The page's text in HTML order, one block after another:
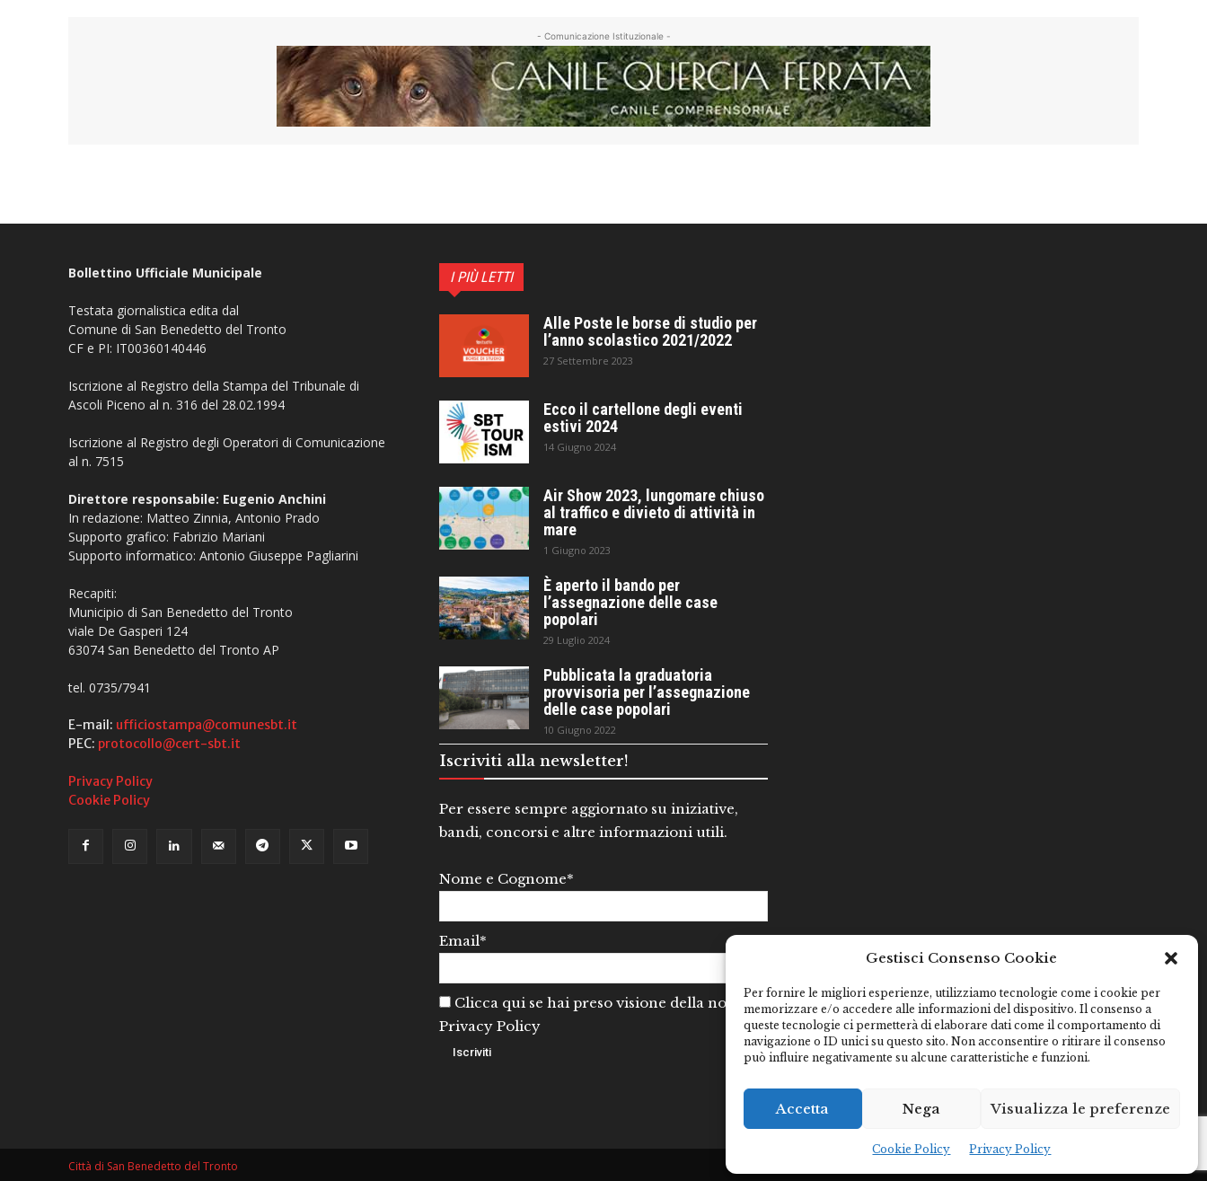
Gestisci Consenso Cookie
Per fornire le migliori esperienze, utilizziamo tecnologie come i cookie per
memorizzare e/o accedere alle informazioni del dispositivo. Il consenso a
queste tecnologie ci permetterà di elaborare dati come il comportamento di
navigazione o ID unici su questo sito. Non acconsentire o ritirare il consenso
può influire negativamente su alcune caratteristiche e funzioni.
Accetta Nega Visualizza le preferenze
Cookie Policy Privacy Policy
- Comunicazione Istituzionale -
Bollettino Ufficiale Municipale
Testata giornalistica edita dal
Comune di San Benedetto del Tronto
CF e PI: IT00360140446
Iscrizione al Registro della Stampa del Tribunale di
Ascoli Piceno al n. 316 del 28.02.1994
Iscrizione al Registro degli Operatori di Comunicazione
al n. 7515
Direttore responsabile: Eugenio Anchini
In redazione: Matteo Zinnia, Antonio Prado
Supporto grafico: Fabrizio Mariani
Supporto informatico: Antonio Giuseppe Pagliarini
Recapiti:
Municipio di San Benedetto del Tronto
viale De Gasperi 124
63074 San Benedetto del Tronto AP
tel. 0735/7941
E-mail: ufficiostampa@comunesbt.it
PEC: protocollo@cert-sbt.it
Privacy Policy
Cookie Policy
I PIÙ LETTI
Alle Poste le borse di studio per
l’anno scolastico 2021/2022
27 Settembre 2023
Ecco il cartellone degli eventi
estivi 2024
14 Giugno 2024
Air Show 2023, lungomare chiuso
al traffico e divieto di attività in
mare
1 Giugno 2023
È aperto il bando per
l’assegnazione delle case
popolari
29 Luglio 2024
Pubblicata la graduatoria
provvisoria per l’assegnazione
delle case popolari
10 Giugno 2022
Iscriviti alla newsletter!
Per essere sempre aggiornato su iniziative,
bandi, concorsi e altre informazioni utili.
Nome e Cognome*
Email*
Clicca qui se hai preso visione della nostra
Privacy Policy
Città di San Benedetto del Tronto